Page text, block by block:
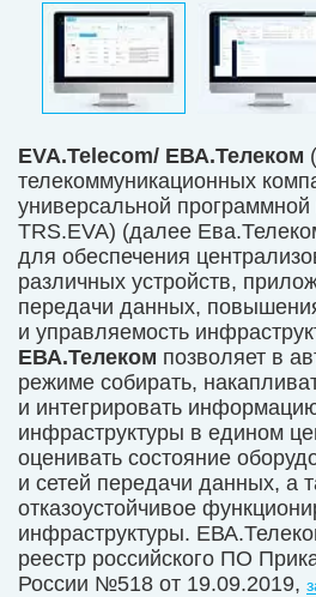
ЕVA.Telecom/ ЕВА.Телеком
телекоммуникационных
универсальной
TRS.EVA) (далее
для обеспечения
различных устройств,
передачи данных,
и управляемость
ЕВА.Телеком позволяет в
режиме собирать,
и интегрировать
инфраструктуры в едином
оценивать состояние
и сетей передачи данных, а
отказоустойчивое
инфраструктуры.
реестр российского ПО
России №518 от 19.09.2019,